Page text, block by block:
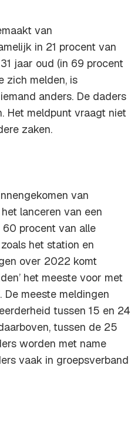
van
in 21 procent van
jaar oud (in 69 procent
zich melden, is
anders. De daders
Het meldpunt vraagt niet
zaken.
van
lanceren van een
procent van alle
het station en
over 2022 komt
het meeste voor met
De meeste meldingen
tussen 15 en 24
tussen de 25
worden met name
vaak in groepsverband